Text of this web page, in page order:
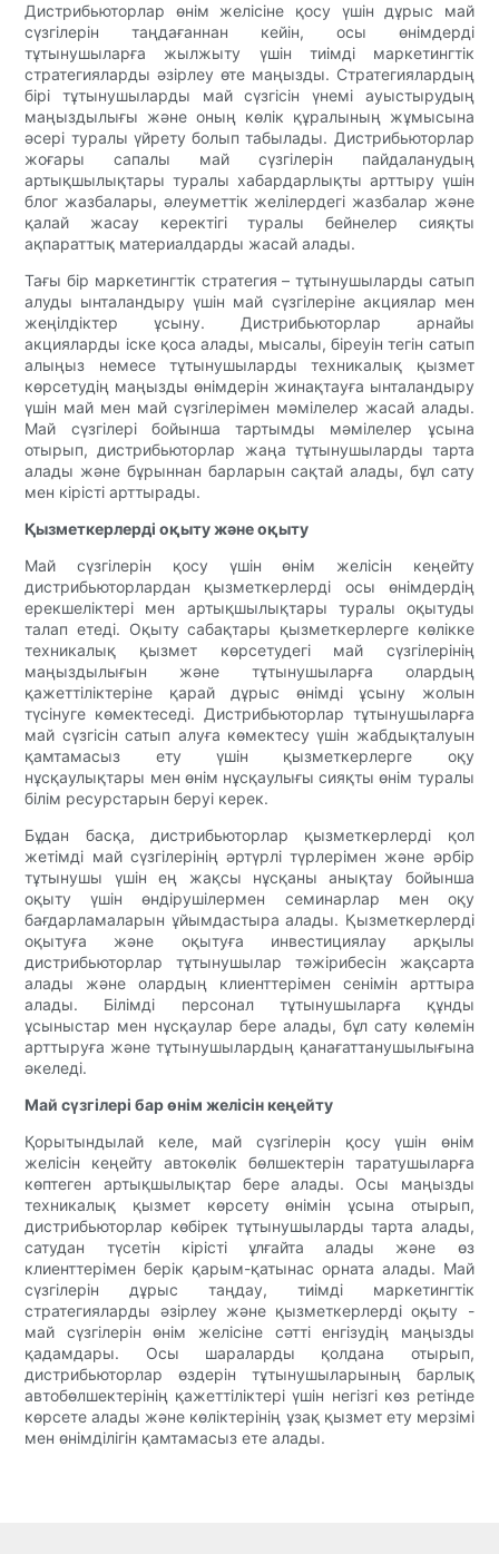
Дистрибьюторлар өнім желісіне қосу үшін дұрыс май
сүзгілерін таңдағаннан кейін, осы өнімдерді
тұтынушыларға жылжыту үшін тиімді маркетингтік
стратегияларды әзірлеу өте маңызды. Стратегиялардың
бірі тұтынушыларды май сүзгісін үнемі ауыстырудың
маңыздылығы және оның көлік құралының жұмысына
әсері туралы үйрету болып табылады. Дистрибьюторлар
жоғары сапалы май сүзгілерін пайдаланудың
артықшылықтары туралы хабардарлықты арттыру үшін
блог жазбалары, әлеуметтік желілердегі жазбалар және
қалай жасау керектігі туралы бейнелер сияқты
ақпараттық материалдарды жасай алады.
Тағы бір маркетингтік стратегия – тұтынушыларды сатып
алуды ынталандыру үшін май сүзгілеріне акциялар мен
жеңілдіктер ұсыну. Дистрибьюторлар арнайы
акцияларды іске қоса алады, мысалы, біреуін тегін сатып
алыңыз немесе тұтынушыларды техникалық қызмет
көрсетудің маңызды өнімдерін жинақтауға ынталандыру
үшін май мен май сүзгілерімен мәмілелер жасай алады.
Май сүзгілері бойынша тартымды мәмілелер ұсына
отырып, дистрибьюторлар жаңа тұтынушыларды тарта
алады және бұрыннан барларын сақтай алады, бұл сату
мен кірісті арттырады.
Қызметкерлерді оқыту және оқыту
Май сүзгілерін қосу үшін өнім желісін кеңейту
дистрибьюторлардан қызметкерлерді осы өнімдердің
ерекшеліктері мен артықшылықтары туралы оқытуды
талап етеді. Оқыту сабақтары қызметкерлерге көлікке
техникалық қызмет көрсетудегі май сүзгілерінің
маңыздылығын және тұтынушыларға олардың
қажеттіліктеріне қарай дұрыс өнімді ұсыну жолын
түсінуге көмектеседі. Дистрибьюторлар тұтынушыларға
май сүзгісін сатып алуға көмектесу үшін жабдықталуын
қамтамасыз ету үшін қызметкерлерге оқу
нұсқаулықтары мен өнім нұсқаулығы сияқты өнім туралы
білім ресурстарын беруі керек.
Бұдан басқа, дистрибьюторлар қызметкерлерді қол
жетімді май сүзгілерінің әртүрлі түрлерімен және әрбір
тұтынушы үшін ең жақсы нұсқаны анықтау бойынша
оқыту үшін өндірушілермен семинарлар мен оқу
бағдарламаларын ұйымдастыра алады. Қызметкерлерді
оқытуға және оқытуға инвестициялау арқылы
дистрибьюторлар тұтынушылар тәжірибесін жақсарта
алады және олардың клиенттерімен сенімін арттыра
алады. Білімді персонал тұтынушыларға құнды
ұсыныстар мен нұсқаулар бере алады, бұл сату көлемін
арттыруға және тұтынушылардың қанағаттанушылығына
әкеледі.
Май сүзгілері бар өнім желісін кеңейту
Қорытындылай келе, май сүзгілерін қосу үшін өнім
желісін кеңейту автокөлік бөлшектерін таратушыларға
көптеген артықшылықтар бере алады. Осы маңызды
техникалық қызмет көрсету өнімін ұсына отырып,
дистрибьюторлар көбірек тұтынушыларды тарта алады,
сатудан түсетін кірісті ұлғайта алады және өз
клиенттерімен берік қарым-қатынас орната алады. Май
сүзгілерін дұрыс таңдау, тиімді маркетингтік
стратегияларды әзірлеу және қызметкерлерді оқыту -
май сүзгілерін өнім желісіне сәтті енгізудің маңызды
қадамдары. Осы шараларды қолдана отырып,
дистрибьюторлар өздерін тұтынушыларының барлық
автобөлшектерінің қажеттіліктері үшін негізгі көз ретінде
көрсете алады және көліктерінің ұзақ қызмет ету мерзімі
мен өнімділігін қамтамасыз ете алады.